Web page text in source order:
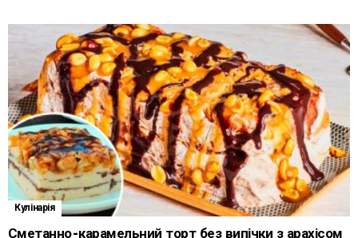
Кулінарія
Сметанно-карамельний торт без випічки з арахісом